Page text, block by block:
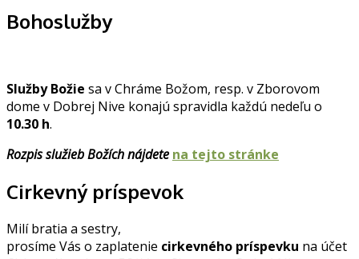
Bohoslužby
Služby Božie sa v Chráme Božom, resp. v Zborovom
dome v Dobrej Nive konajú spravidla každú nedeľu o
10.30 h.
Rozpis služieb Božích nájdete na tejto stránke
Cirkevný príspevok
Milí bratia a sestry,
prosíme Vás o zaplatenie cirkevného príspevku na účet